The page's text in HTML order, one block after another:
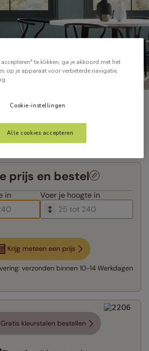
prijs en bestel
in Voer je hoogte in
Krijg meteen een prijs
verzonden binnen 10-14 Werkdagen
Gratis kleurstalen bestellen
te klikken, ga je akkoord met het
op je apparaat voor verbeterde navigatie,
Cookie-instellingen
Alle cookies accepteren